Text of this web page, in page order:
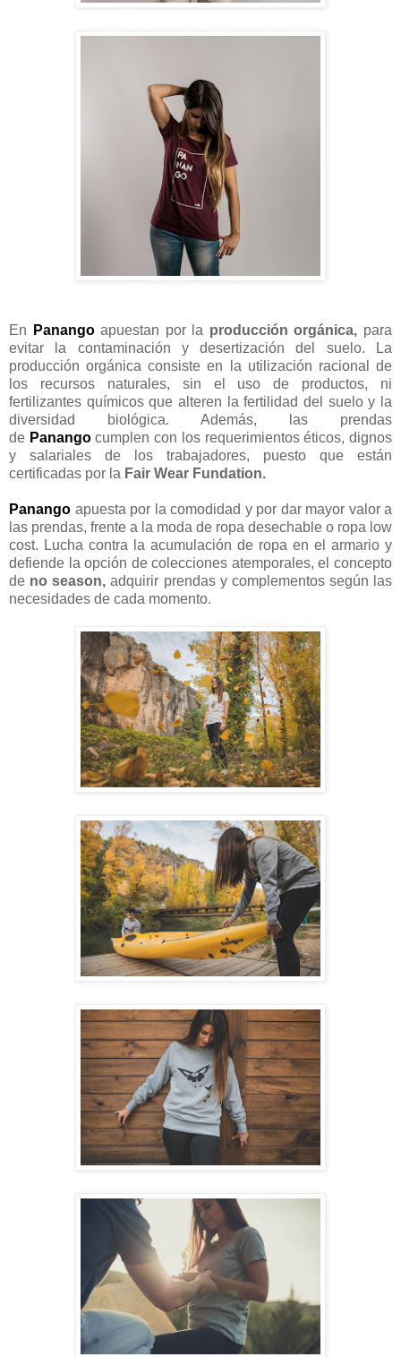
En Panangoapuestan por la producción orgánica, para
evitar la contaminación y desertización del suelo. La
producción orgánica consiste en la utilización racional de
los recursos naturales, sin el uso de productos, ni
fertilizantes químicos que alteren la fertilidad del suelo y la
diversidad biológica. Además, las prendas
de Panangocumplen con los requerimientos éticos, dignos
y salariales de los trabajadores, puesto que están
certificadas por la Fair Wear Fundation.
Panango apuesta por la comodidad y por dar mayor valor a
las prendas, frente a la moda de ropa desechable o ropa low
cost. Lucha contra la acumulación de ropa en el armario y
defiende la opción de colecciones atemporales, el concepto
de no season, adquirir prendas y complementos según las
necesidades de cada momento.